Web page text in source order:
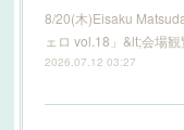
8/20(木)Eisaku
ェロ vol.18」&lt;会場
2026.07.12 03:27